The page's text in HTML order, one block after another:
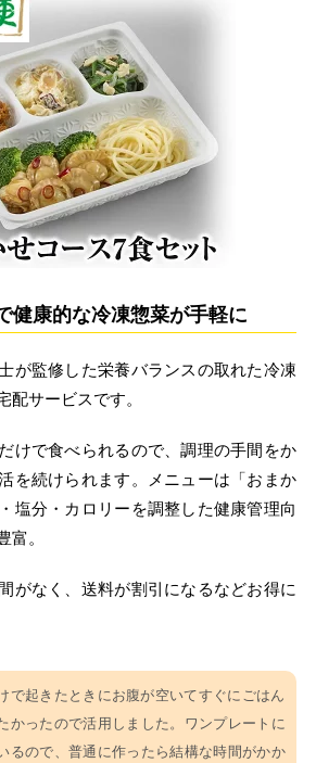
健康的な冷凍惣菜が手軽に
が監修した栄養バランスの取れた冷凍
配サービスです。
けで食べられるので、調理の手間をか
を続けられます。メニューは「おまか
塩分・カロリーを調整した健康管理向
富。
がなく、送料が割引になるなどお得に
で起きたときにお腹が空いてすぐにごはん
かったので活用しました。ワンプレートに
るので、普通に作ったら結構な時間がかか